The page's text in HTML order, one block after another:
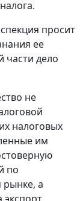
просит
ее
части дело
не
налоговых
им
по
а